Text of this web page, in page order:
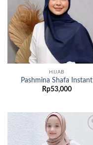
HIJAB
Pashmina Shafa Instant
Rp53,000